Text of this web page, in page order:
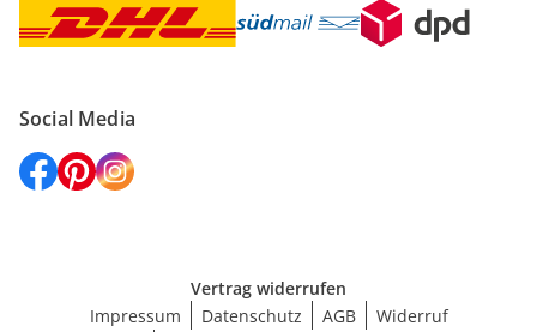
Social Media
Vertrag widerrufen
Impressum
Datenschutz AGB
Widerruf